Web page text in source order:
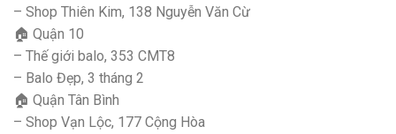
– Shop Thiên Kim, 138 Nguyễn Văn Cừ
🏠 Quận 10
– Thế giới balo, 353 CMT8
– Balo Đẹp, 3 tháng 2
🏠 Quận Tân Bình
– Shop Vạn Lộc, 177 Cộng Hòa